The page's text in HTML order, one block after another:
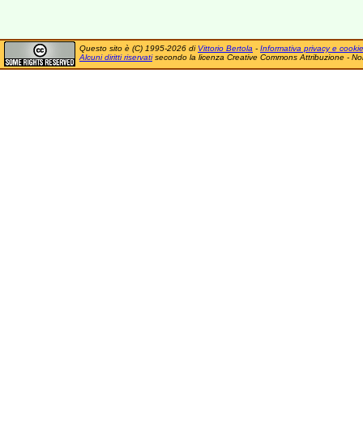
Questo sito è (C) 1995-2026 di Vittorio Bertola - Informativa privacy e cookie
Alcuni diritti riservatisecondo la licenza Creative Commons Attribuzione -